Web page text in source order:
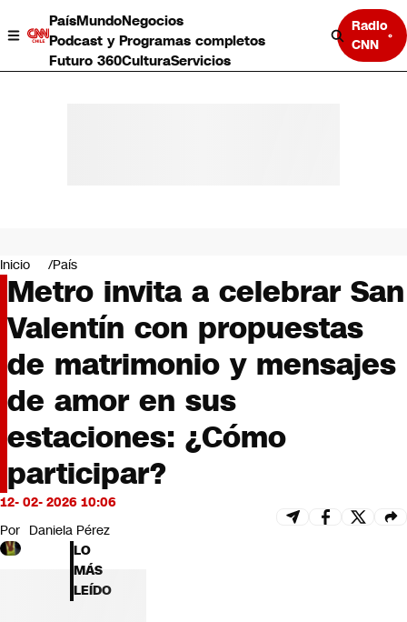
PaísMundoNegocios
Podcast y Programas completos
Futuro 360CulturaServicios
Radio
CNN
Negocios
Deportes
Programas completos
Cultura
Servicios
Bits
CNN tiempo
Futuro 360
Opinión
Inicio País
Metro invita a celebrar San
Valentín con propuestas
de matrimonio y mensajes
de amor en sus
estaciones: ¿Cómo
participar?
12- 02- 2026 10:06
Por Daniela Pérez
LO
MÁS
LEÍDO